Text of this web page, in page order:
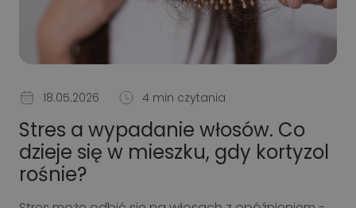
18.05.2026 4 min czytania
Stres a wypadanie włosów. Co
dzieje się w mieszku, gdy kortyzol
rośnie?